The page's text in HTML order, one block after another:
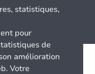
statistiques,
pour
de
amélioration
Votre